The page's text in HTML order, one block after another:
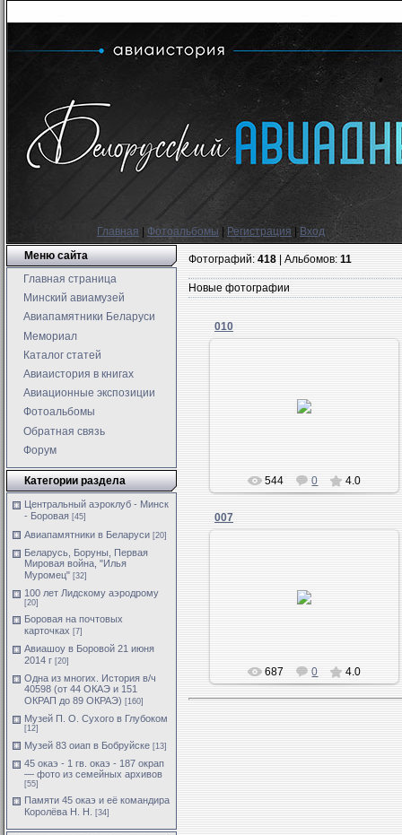
Главная Фотоальбомы Регистрация | Вход
Меню сайта
Главная страница
Минский авиамузей
Авиапамятники Беларуси
Мемориал
Каталог статей
Авиаистория в книгах
Авиационные экспозиции
Фотоальбомы
Обратная связь
Форум
Категории раздела
Центральный аэроклуб - Минск
- Боровая [45]
Авиапамятники в Беларуси [20]
Беларусь, Боруны, Первая
Мировая война, "Илья
Муромец" [32]
100 лет Лидскому аэродрому
[20]
Боровая на почтовых
карточках [7]
Авиашоу в Боровой 21 июня
2014 г [20]
Одна из многих. История в/ч
40598 (от 44 ОКАЭ и 151
ОКРАП до 89 ОКРАЭ) [160]
Музей П. О. Сухого в Глубоком
[12]
Музей 83 оиап в Бобруйске [13]
45 окаэ - 1 гв. окаэ - 187 окрап
— фото из семейных архивов
[55]
Памяти 45 окаэ и её командира
Королёва Н. Н.
[34]
Фотографий:418| Альбомов:11
Новые фотографии
010
544 0 4.0
007
687 0 4.0